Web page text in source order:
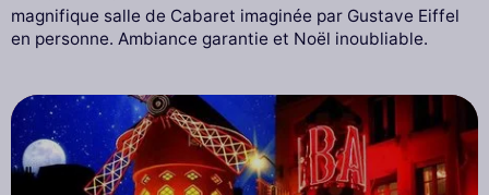
magnifique salle de Cabaret imaginée par Gustave Eiffel
en personne. Ambiance garantie et Noël inoubliable.